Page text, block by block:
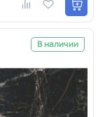
В наличии